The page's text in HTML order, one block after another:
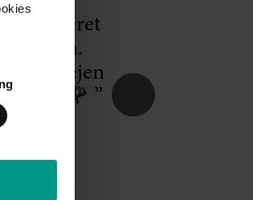
har været
hele vejen
”